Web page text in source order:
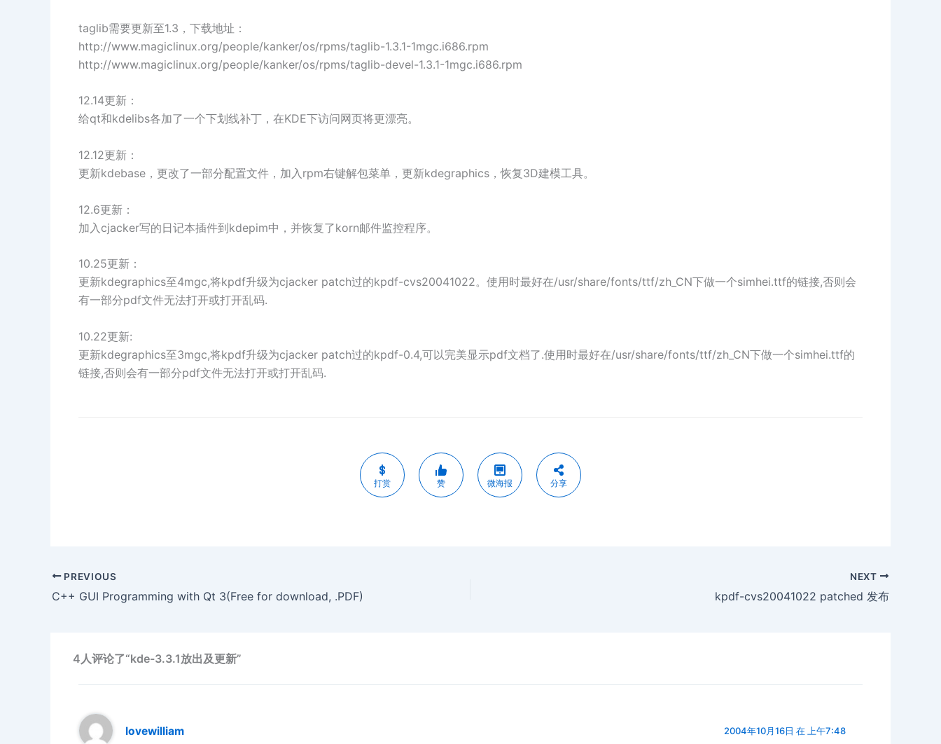
taglib需要更新至1.3，下载地址：
http://www.magiclinux.org/people/kanker/os/rpms/taglib-1.3.1-1mgc.i686.rpm
http://www.magiclinux.org/people/kanker/os/rpms/taglib-devel-1.3.1-1mgc.i686.rpm
12.14更新：
给qt和kdelibs各加了一个下划线补丁，在KDE下访问网页将更漂亮。
12.12更新：
更新kdebase，更改了一部分配置文件，加入rpm右键解包菜单，更新kdegraphics，恢复3D建模工具。
12.6更新：
加入cjacker写的日记本插件到kdepim中，并恢复了korn邮件监控程序。
10.25更新：
更新kdegraphics至4mgc,将kpdf升级为cjacker patch过的kpdf-cvs20041022。使用时最好在/usr/share/fonts/ttf/zh_CN下做一个simhei.ttf的链接,否则会
有一部分pdf文件无法打开或打开乱码.
10.22更新:
更新kdegraphics至3mgc,将kpdf升级为cjacker patch过的kpdf-0.4,可以完美显示pdf文档了.使用时最好在/usr/share/fonts/ttf/zh_CN下做一个simhei.ttf的
链接,否则会有一部分pdf文件无法打开或打开乱码.
打赏 赞 微海报 分享
PREVIOUS
C++ GUI Programming with Qt 3(Free for download, .PDF)
NEXT
kpdf-cvs20041022 patched 发布
4人评论了“kde-3.3.1放出及更新”
lovewilliam 2004年10月16日 在 上午7:48